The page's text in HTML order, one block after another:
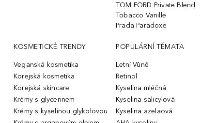
TOM FORD Private Blend
Tobacco Vanille
Prada Paradoxe
KOSMETICKÉ TRENDY
Veganská kosmetika
Korejská kosmetika
Korejská skincare
Krémy s glycerinem
Krémy s kyselinou glykolovou
POPULÁRNÍ TÉMATA
Letní Vůně
Retinol
Kyselina mléčná
Kyselina salicylová
Kyselina azelaová